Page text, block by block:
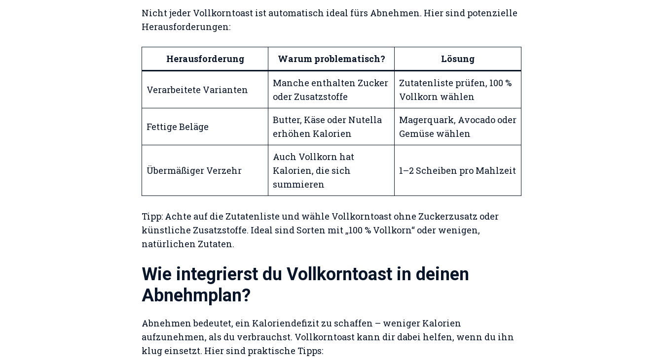
Nicht jeder Vollkorntoast ist automatisch ideal fürs Abnehmen. Hier sind potenzielle
Herausforderungen:
Herausforderung Warum problematisch? Lösung
Verarbeitete Varianten
Manche enthalten Zucker
oder Zusatzstoffe
Zutatenliste prüfen, 100 %
Vollkorn wählen
Fettige Beläge
Butter, Käse oder Nutella
erhöhen Kalorien
Magerquark, Avocado oder
Gemüse wählen
Übermäßiger Verzehr
Auch Vollkorn hat
Kalorien, die sich
summieren
1–2 Scheiben pro Mahlzeit
Tipp: Achte auf die Zutatenliste und wähle Vollkorntoast ohne Zuckerzusatz oder
künstliche Zusatzstoffe. Ideal sind Sorten mit „100 % Vollkorn“ oder wenigen,
natürlichen Zutaten.
Wie integrierst du Vollkorntoast in deinen
Abnehmplan?
Abnehmen bedeutet, ein Kaloriendefizit zu schaffen – weniger Kalorien
aufzunehmen, als du verbrauchst. Vollkorntoast kann dir dabei helfen, wenn du ihn
klug einsetzt. Hier sind praktische Tipps: